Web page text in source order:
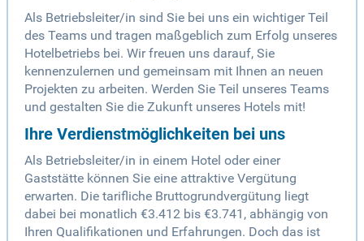
Als Betriebsleiter/in sind Sie bei uns ein wichtiger Teil
des Teams und tragen maßgeblich zum Erfolg unseres
Hotelbetriebs bei. Wir freuen uns darauf, Sie
kennenzulernen und gemeinsam mit Ihnen an neuen
Projekten zu arbeiten. Werden Sie Teil unseres Teams
und gestalten Sie die Zukunft unseres Hotels mit!
Ihre Verdienstmöglichkeiten bei uns
Als Betriebsleiter/in in einem Hotel oder einer
Gaststätte können Sie eine attraktive Vergütung
erwarten. Die tarifliche Bruttogrundvergütung liegt
dabei bei monatlich €3.412 bis €3.741, abhängig von
Ihren Qualifikationen und Erfahrungen. Doch das ist